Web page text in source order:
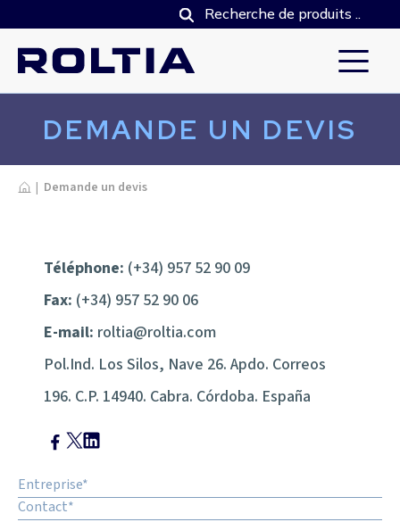
DEMANDE UN DEVIS
Home
| Demande un devis
Téléphone: (+34) 957 52 90 09
Fax: (+34) 957 52 90 06
E-mail: roltia@roltia.com
Pol.Ind. Los Silos, Nave 26. Apdo. Correos
196. C.P. 14940. Cabra. Córdoba. España